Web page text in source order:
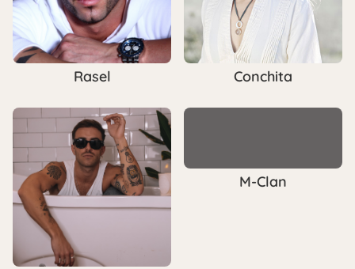
Rasel Conchita
M-Clan